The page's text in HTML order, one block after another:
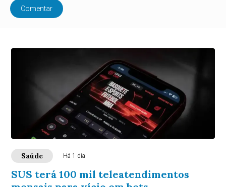
Comentar
Saúde Há 1 dia
SUS terá 100 mil teleatendimentos